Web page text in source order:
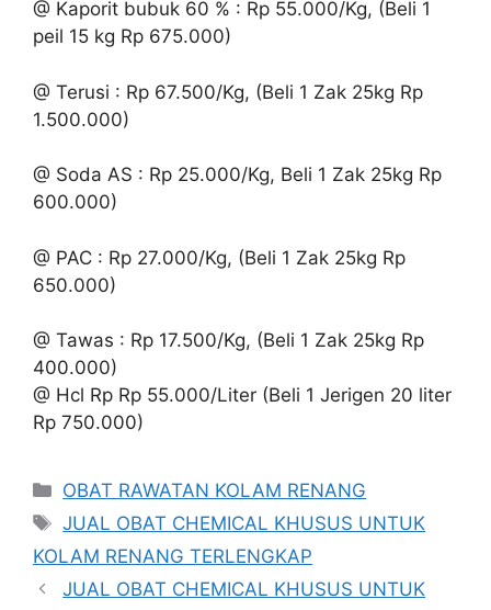
@ Kaporit bubuk 60 % : Rp 55.000/Kg, (Beli 1
peil 15 kg Rp 675.000)
@ Terusi : Rp 67.500/Kg, (Beli 1 Zak 25kg Rp
1.500.000)
@ Soda AS : Rp 25.000/Kg, Beli 1 Zak 25kg Rp
600.000)
@ PAC : Rp 27.000/Kg, (Beli 1 Zak 25kg Rp
650.000)
@ Tawas : Rp 17.500/Kg, (Beli 1 Zak 25kg Rp
400.000)
@ Hcl Rp Rp 55.000/Liter (Beli 1 Jerigen 20 liter
Rp 750.000)
Kategori
OBAT RAWATAN KOLAM RENANG
Tag
JUAL OBAT CHEMICAL KHUSUS UNTUK
KOLAM RENANG TERLENGKAP
JUAL OBAT CHEMICAL KHUSUS UNTUK